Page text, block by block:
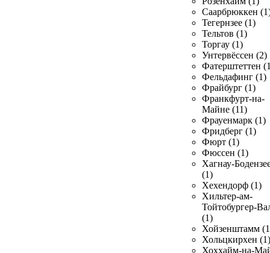
Саарбрюккен
Тегернзее (1)
Тельтов (1)
Торгау (1)
Унтервёссен (2)
Фатерштеттен
Фельдафинг (1)
Фрайбург (1)
Франкфурт-на-
Майне (11)
Фрауенмарк (1)
Фридберг (1)
Фюрт (1)
Фюссен (1)
Хагнау-
(1)
Хехендорф (1)
Хильтер-ам-
Тойтобургер-
(1)
Хойзенштамм
Хольцкирхен (1)
Хоххайм-на-